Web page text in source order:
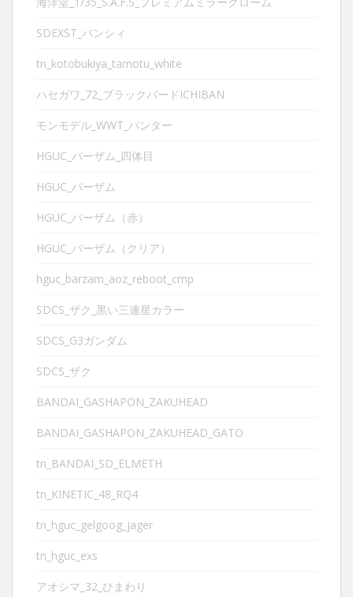
SDEXST_バンシィ
tn_kotobukiya_tamotu_white
ハセガワ_72_ブラックバードICHIBAN
モンモデル_WWT_パンター
HGUC_バーザム_四体目
HGUC_バーザム
HGUC_バーザム（赤）
HGUC_バーザム（クリア）
hguc_barzam_aoz_reboot_cmp
SDCS_ザク_黒い三連星カラー
SDCS_G3ガンダム
SDCS_ザク
BANDAI_GASHAPON_ZAKUHEAD
BANDAI_GASHAPON_ZAKUHEAD_GATO
tn_BANDAI_SD_ELMETH
tn_KINETIC_48_RQ4
tn_hguc_gelgoog_jager
tn_hguc_exs
アオシマ_32_ひまわり